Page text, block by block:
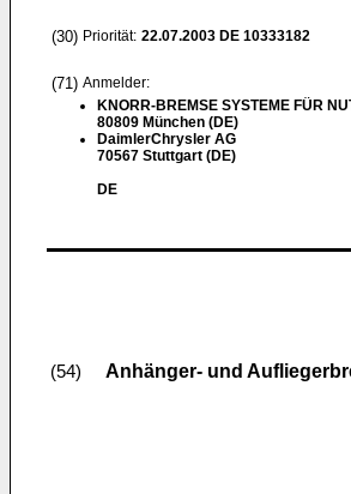
(30) Priorität: 22.07.2003 DE 10333182
(71) Anmelder:
KNORR-BREMSE SYSTEME FÜR
80809 München (DE)
DaimlerChrysler AG
70567 Stuttgart (DE)
DE
(54) Anhänger- und